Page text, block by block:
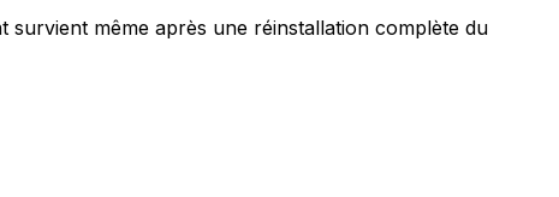
survient même après une réinstallation complète du